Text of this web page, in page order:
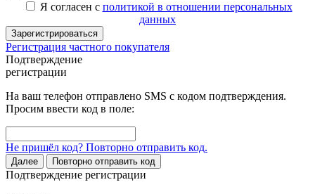
Я согласен с политикой в отношении персональных
данных
Зарегистрироваться
Регистрация частного покупателя
Подтверждение
регистрации
На ваш телефон отправлено SMS с кодом подтверждения.
Просим ввести код в поле:
Не пришёл код? Повторно отправить код.
Далее Повторно отправить код
Подтверждение регистрации